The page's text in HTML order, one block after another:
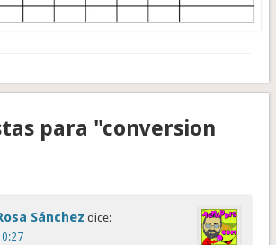
para "conversion
Sánchez dice: